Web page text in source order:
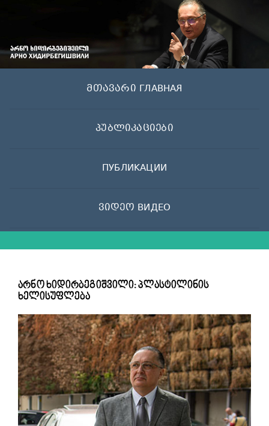
მთავარი ГЛАВНАЯ
პუბლიკაციები
ПУБЛИКАЦИИ
ვიდეო ВИДЕО
არნო ხიდირბეგიშვილი: პლასტილინის
ხელისუფლება